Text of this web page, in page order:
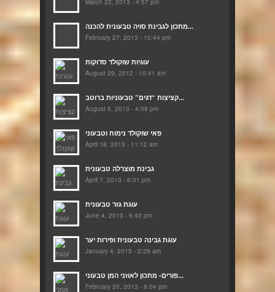
March 22, 2013 - 4:57 pm
מתכון לגבינת סויה טבעונית להכנה...
February 27, 2013 - 10:44 pm
עוגיות שוקולד סדוקות
August 29, 2012 - 10:41 am
קציצות “דגים” טבעוניות ברוטב...
August 5, 2013 - 4:08 pm
פאי שוקולד נימוח וטבעוני
April 18, 2013 - 11:12 am
גבינת מוצרלה טבעונית
April 7, 2013 - 6:01 pm
עוגת גזר טבעונית
June 4, 2013 - 6:43 pm
עוגת גבינה טבעונית ופירות יער
January 4, 2015 - 2:29 am
פורים- מתכון לאוזני המן טבעוני...
February 20, 2013 - 8:04 pm